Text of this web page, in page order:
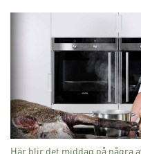
Här blir det middag på några